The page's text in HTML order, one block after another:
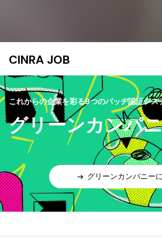
CINRA JOB
これからの企業を彩る9つのバッヂ認証シス
グリーンカンパ
グリーンカンパニー